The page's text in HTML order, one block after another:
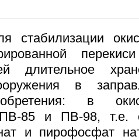
стабилизации
длительное
в
в
ПВ-85 и ПВ-98, т.е.
и пирофосфат